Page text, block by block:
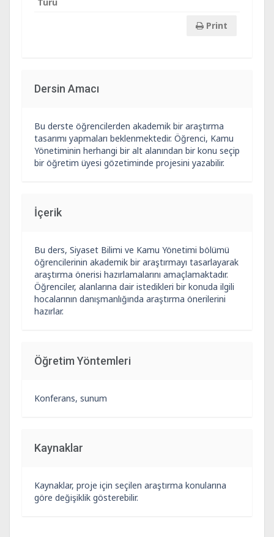
Print
Dersin Amacı
Bu derste öğrencilerden akademik bir araştırma
tasarımı yapmaları beklenmektedir. Öğrenci, Kamu
Yönetiminin herhangi bir alt alanından bir konu seçip
bir öğretim üyesi gözetiminde projesini yazabilir.
İçerik
Bu ders, Siyaset Bilimi ve Kamu Yönetimi bölümü
öğrencilerinin akademik bir araştırmayı tasarlayarak
araştırma önerisi hazırlamalarını amaçlamaktadır.
Öğrenciler, alanlarına dair istedikleri bir konuda ilgili
hocalarının danışmanlığında araştırma önerilerini
hazırlar.
Öğretim Yöntemleri
Konferans, sunum
Kaynaklar
Kaynaklar, proje için seçilen araştırma konularına
göre değişiklik gösterebilir.